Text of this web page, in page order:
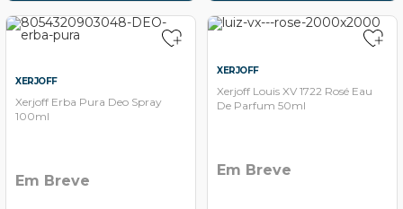
XERJOFF
Xerjoff Erba Pura Deo Spray
100ml
Em Breve
XERJOFF
Xerjoff Louis XV 1722 Rosé Eau
De Parfum 50ml
Em Breve